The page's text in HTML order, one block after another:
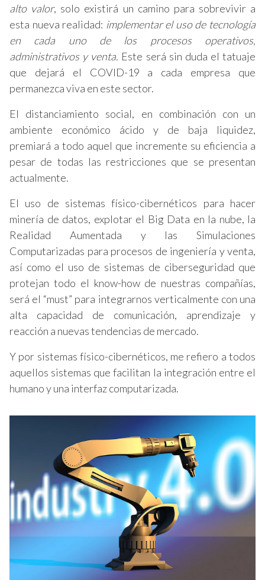
alto valor, solo existirá un camino para sobrevivir a
esta nueva realidad: implementar el uso de tecnología
en cada uno de los procesos operativos,
administrativos y venta. Este será sin duda el tatuaje
que dejará el COVID-19 a cada empresa que
permanezca viva en este sector.
El distanciamiento social, en combinación con un
ambiente económico ácido y de baja liquidez,
premiará a todo aquel que incremente su eficiencia a
pesar de todas las restricciones que se presentan
actualmente.
El uso de sistemas físico-cibernéticos para hacer
minería de datos, explotar el Big Data en la nube, la
Realidad Aumentada y las Simulaciones
Computarizadas para procesos de ingeniería y venta,
así como el uso de sistemas de ciberseguridad que
protejan todo el know-how de nuestras compañías,
será el “must” para integrarnos verticalmente con una
alta capacidad de comunicación, aprendizaje y
reacción a nuevas tendencias de mercado.
Y por sistemas físico-cibernéticos, me refiero a todos
aquellos sistemas que facilitan la integración entre el
humano y una interfaz computarizada.